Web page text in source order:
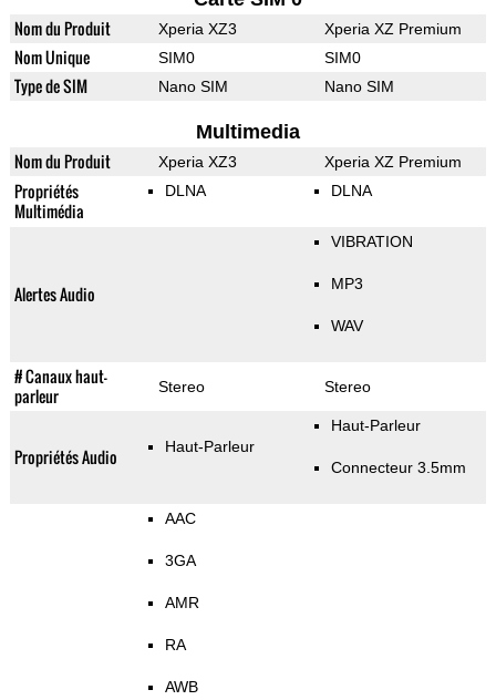
Nom du Produit Xperia XZ3 Xperia XZ Premium
Nom Unique SIM0 SIM0
Type de SIM Nano SIM Nano SIM
Multimedia
Nom du Produit Xperia XZ3 Xperia XZ Premium
Propriétés
Multimédia
DLNA DLNA
Alertes Audio
VIBRATION
MP3
WAV
# Canaux haut-
parleur
Stereo Stereo
Propriétés Audio Haut-Parleur
Haut-Parleur
Connecteur 3.5mm
AAC
3GA
AMR
RA
AWB